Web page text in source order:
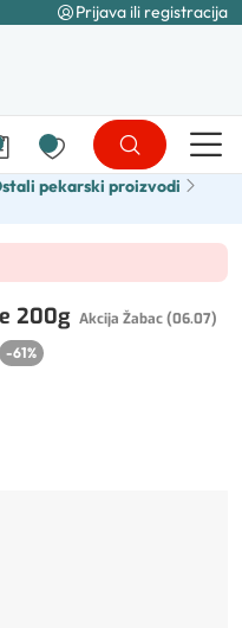
Prijava ili registracija
pekarski proizvodi
200g Akcija Žabac (06.07)
-61%